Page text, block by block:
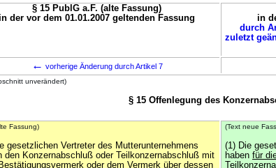
§ 15 PublG a.F. (alte Fassung)
der vor dem 01.01.2007 geltenden Fassung
in
durch
zuletzt
← vorherige Änderung durch Artikel 7
unverändert)
§ 15 Offenlegung des
Fassung)
gesetzlichen Vertreter des Mutterunternehmens
den Konzernabschluß oder Teilkonzernabschluß mit
oder dem Vermerk über dessen
(Text neue
(1) Die
haben für